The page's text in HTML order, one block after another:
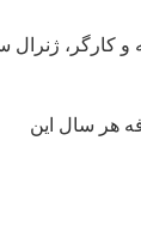
کارگر، ژنرال
هر سال این